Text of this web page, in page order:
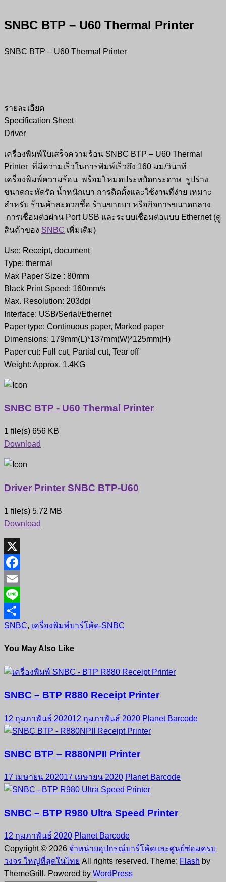
SNBC BTP – U60 Thermal Printer
SNBC BTP – U60 Thermal Printer
รายละเอียด
Specification Sheet
Driver
เครื่องพิมพ์ใบเสร็จความร้อน SNBC BTP – U60 Thermal
Printer ที่มีความเร็วในการพิมพ์เร็วถึง 160 มม/วินาที
เครื่องพิมพ์ความร้อน พร้อมโหมดประหยัดกระดาษ รูปร่าง
ขนาดกะทัดรัด น้ำหนักเบา การติดตั้งและใช้งานที่ง่าย เหมาะ
สำหรับ ร้านค้าสะดวกซื้อ ร้านขายยา หรือกิจการขนาดกลาง
การเชื่อมต่อผ่าน Port USB และระบบเชื่อมต่อแบบ Ethernet (ดู
สินค้าของ SNBC เพิ่มเติม)
Use: Receipt, document
Type: thermal
Max Paper Size : 80mm
Black Print Speed: 160mm/s
Max. Resolution: 203dpi
Interface: USB/Serial/Ethernet
Paper type: Continuous paper, Marked paper
Dimensions: 179mm(L)*137mm(W)*125mm(H)
Paper cut: Full cut, Partial cut, Tear off
Weight: Approx. 1.4KG
SNBC BTP - U60 Thermal Printer
1 file(s) 656 KB
Download
Driver Printer SNBC BTP-U60
1 file(s) 5.72 MB
Download
X
Facebook
Email
Line
Share
SNBC, เครื่องพิมพ์บาร์โค้ด-SNBC
You May Also Like
SNBC – BTP R880 Receipt Printer
12 กุมภาพันธ์ 202012 กุมภาพันธ์ 2020 Planet Barcode
SNBC BTP – R880NPII Printer
17 เมษายน 202017 เมษายน 2020 Planet Barcode
SNBC – BTP R980 Ultra Speed Printer
12 กุมภาพันธ์ 2020 Planet Barcode
Copyright © 2026 จำหน่ายอุปกรณ์บาร์โค้ดและศูนย์ซ่อมครบ
วงจร ใหญ่ที่สุดในไทย All rights reserved. Theme: Flash by
ThemeGrill. Powered by WordPress